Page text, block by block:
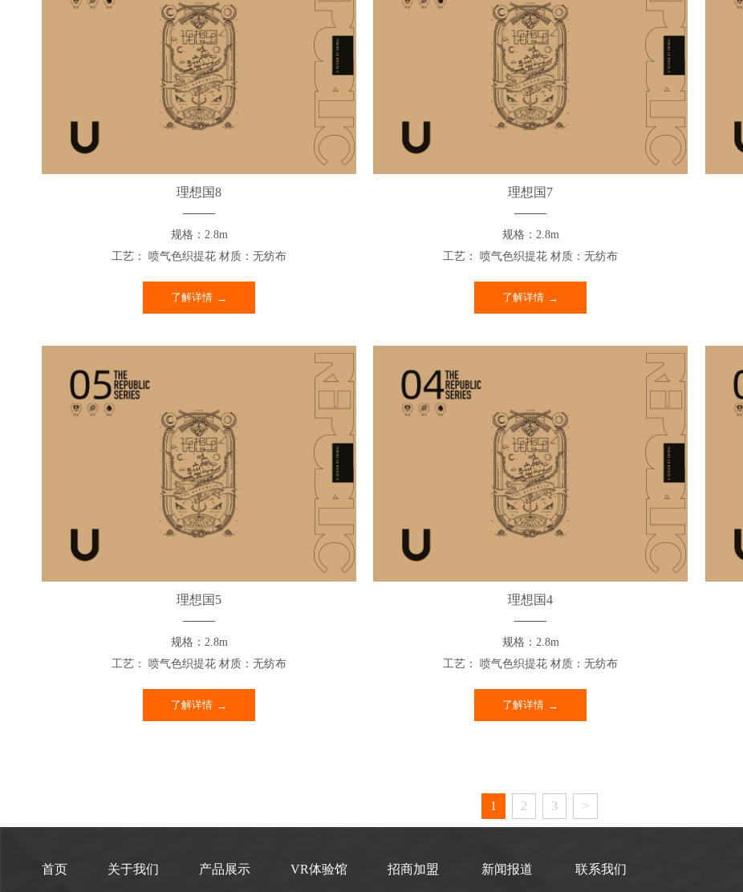
理想国8
规格：2.8m
工艺： 喷气色织提花 材质：无纺布
了解详情
理想国7
规格：2.8m
工艺： 喷气色织提花 材质：无纺布
了解详情
理想国5
规格：2.8m
工艺： 喷气色织提花 材质：无纺布
了解详情
理想国4
规格：2.8m
工艺： 喷气色织提花 材质：无纺布
了解详情
1 2 3 >
首页 关于我们 产品展示 VR体验馆 招商加盟 新闻报道 联系我们